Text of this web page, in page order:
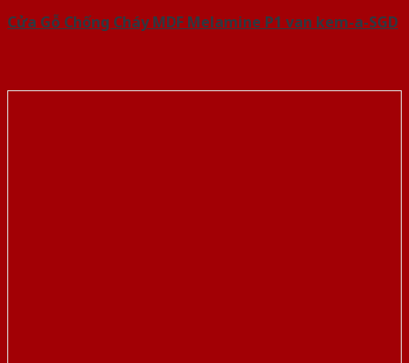
Cửa Gỗ Chống Cháy MDF Melamine P1 van kem-a-SGD